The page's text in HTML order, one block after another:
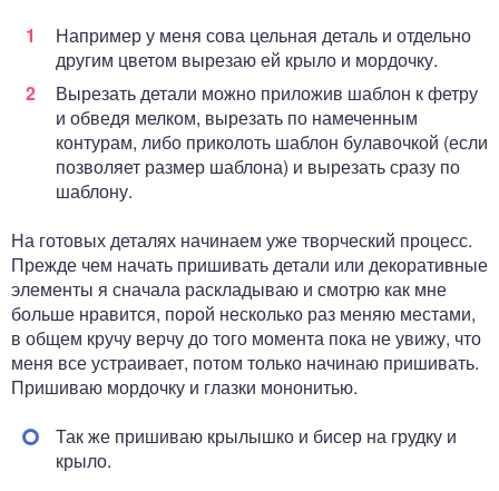
Например у меня сова цельная деталь и отдельно
другим цветом вырезаю ей крыло и мордочку.
Вырезать детали можно приложив шаблон к фетру
и обведя мелком, вырезать по намеченным
контурам, либо приколоть шаблон булавочкой (если
позволяет размер шаблона) и вырезать сразу по
шаблону.
На готовых деталях начинаем уже творческий процесс.
Прежде чем начать пришивать детали или декоративные
элементы я сначала раскладываю и смотрю как мне
больше нравится, порой несколько раз меняю местами,
в общем кручу верчу до того момента пока не увижу, что
меня все устраивает, потом только начинаю пришивать.
Пришиваю мордочку и глазки мононитью.
Так же пришиваю крылышко и бисер на грудку и
крыло.